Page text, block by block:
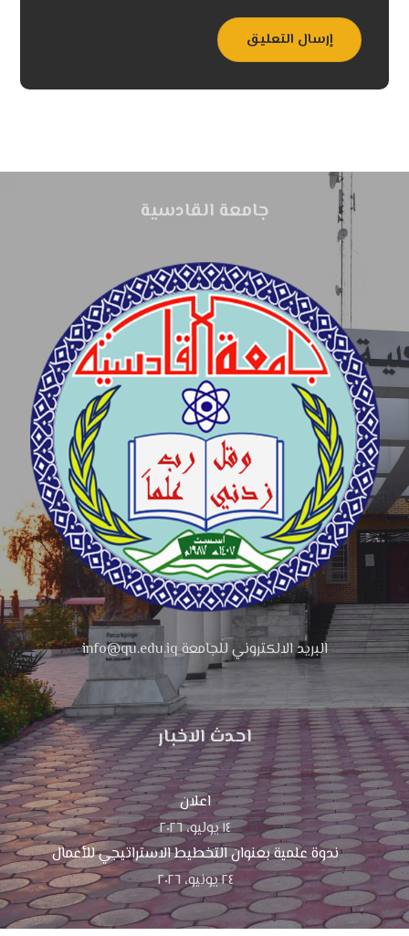
إرسال التعليق
جامعة القادسية
البريد الالكتروني للجامعة info@qu.edu.iq
احدث الاخبار
اعلان
١٤ يوليو، ٢٠٢٦
ندوة علمية بعنوان التخطيط الاستراتيجي للأعمال
٢٤ يونيو، ٢٠٢٦